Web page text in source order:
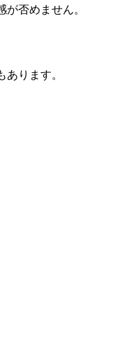
否めません。
ります。